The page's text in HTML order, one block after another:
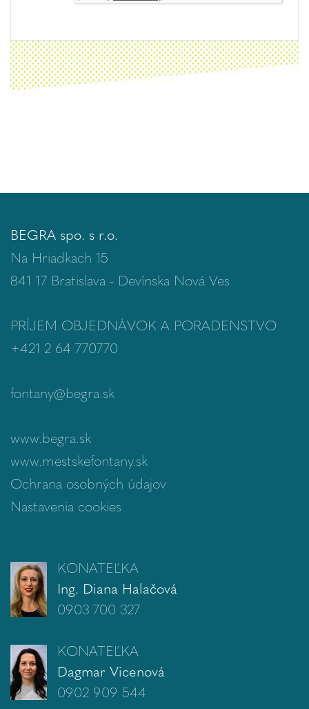
BEGRA spo. s r.o.
Na Hriadkach 15
841 17 Bratislava - Devínska Nová Ves
PRÍJEM OBJEDNÁVOK A PORADENSTVO
+421 2 64 770770
fontany@begra.sk
www.begra.sk
www.mestskefontany.sk
Ochrana osobných údajov
Nastavenia cookies
KONATEĽKA
Ing. Diana Halačová
0903 700 327
KONATEĽKA
Dagmar Vicenová
0902 909 544